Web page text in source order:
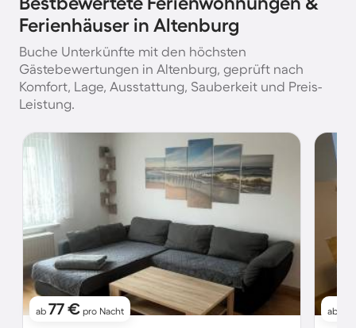
Ferienhäuser in Altenburg
Buche Unterkünfte mit den höchsten
Gästebewertungen in Altenburg, geprüft nach
Komfort, Lage, Ausstattung, Sauberkeit und Preis-
Leistung.
ab 77 € pro Nacht ab